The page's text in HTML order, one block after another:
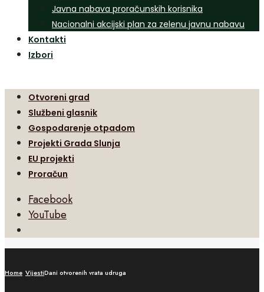
Javna nabava proračunskih korisnika
Nacionalni akcijski plan za zelenu javnu nabavu
Kontakti
Izbori
Otvoreni grad
Službeni glasnik
Gospodarenje otpadom
Projekti Grada Slunja
EU projekti
Proračun
Facebook
YouTube
Search
Home VijestiDani otvorenih vrata udruga